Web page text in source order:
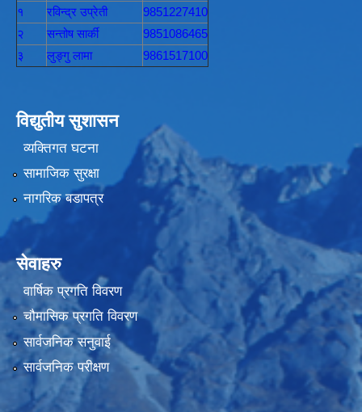
१
रविन्द्र उप्रेती
9851227410
२
सन्तोष सार्की
9851086465
३
लुङ्गु लामा 9861517100
विद्युतीय सुशासन
व्यक्तिगत घटना
सामाजिक सुरक्षा
नागरिक बडापत्र
सेवाहरु
वार्षिक प्रगति विवरण
चौमासिक प्रगति विवरण
सार्वजनिक सनुवाई
सार्वजनिक परीक्षण